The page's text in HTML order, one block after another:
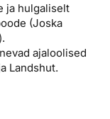
ja hulgaliselt
(Joska
ajaloolised
Landshut.